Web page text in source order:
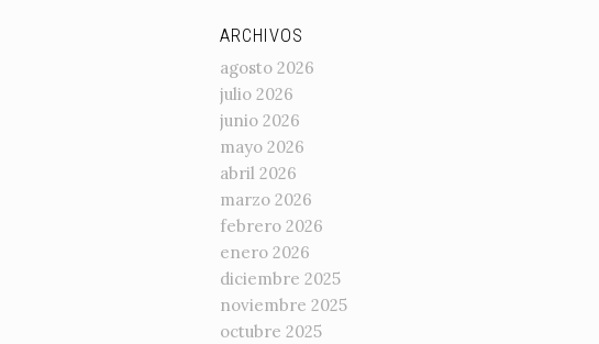
ARCHIVOS
agosto 2026
julio 2026
junio 2026
mayo 2026
abril 2026
marzo 2026
febrero 2026
enero 2026
diciembre 2025
noviembre 2025
octubre 2025